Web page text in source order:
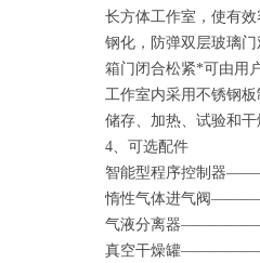
长方体工作室，使有
钢化，防弹双层玻璃
箱门闭合松紧*可由用
工作室内采用不锈钢
储存、加热、试验和
4、可选配件
智能型程序控
惰性气体进气
气液分离器
真空干燥罐